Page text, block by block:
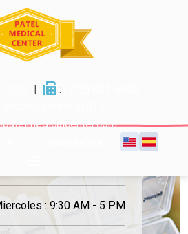
:
de trabajo
: 9:30 AM - 6 PM
: 9:30 AM - 5 PM
infecciones